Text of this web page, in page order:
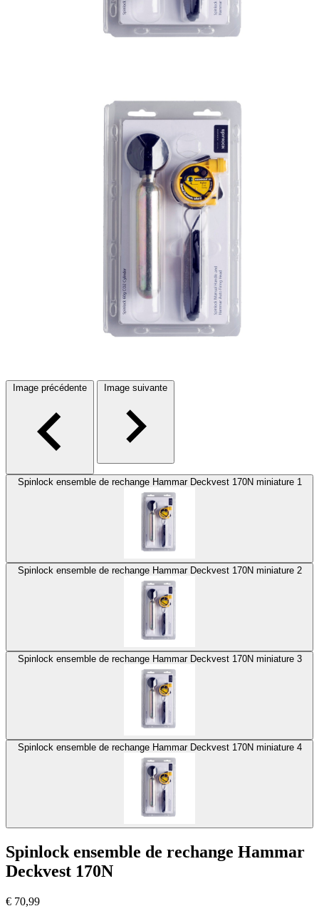
Image précédente Image suivante
Spinlock ensemble de rechange Hammar Deckvest 170N miniature 1
Spinlock ensemble de rechange Hammar Deckvest 170N miniature 2
Spinlock ensemble de rechange Hammar Deckvest 170N miniature 3
Spinlock ensemble de rechange Hammar Deckvest 170N miniature 4
Spinlock ensemble de rechange Hammar
Deckvest 170N
€ 70,99